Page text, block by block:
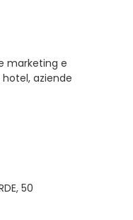
marketing e
aziende
50